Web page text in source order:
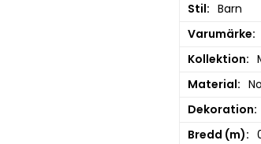
Stil
Barn
Varumärke
Kollektion
Material
Dekoration
Bredd (m)